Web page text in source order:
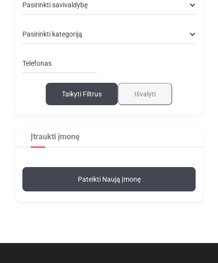
Pasirinkti savivaldybę
Pasirinkti kategoriją
Telefonas
Taikyti Filtrus Išvalyti
Įtraukti įmonę
Pateikti Naują Įmonę